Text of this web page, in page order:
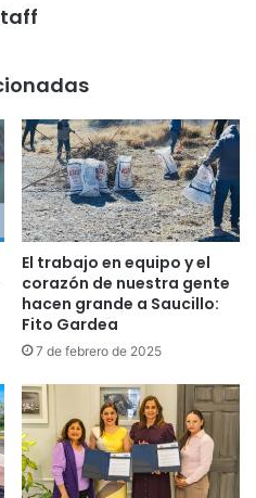
El trabajo en equipo y el
corazón de nuestra gente
hacen grande a Saucillo:
Fito Gardea
7 de febrero de 2025